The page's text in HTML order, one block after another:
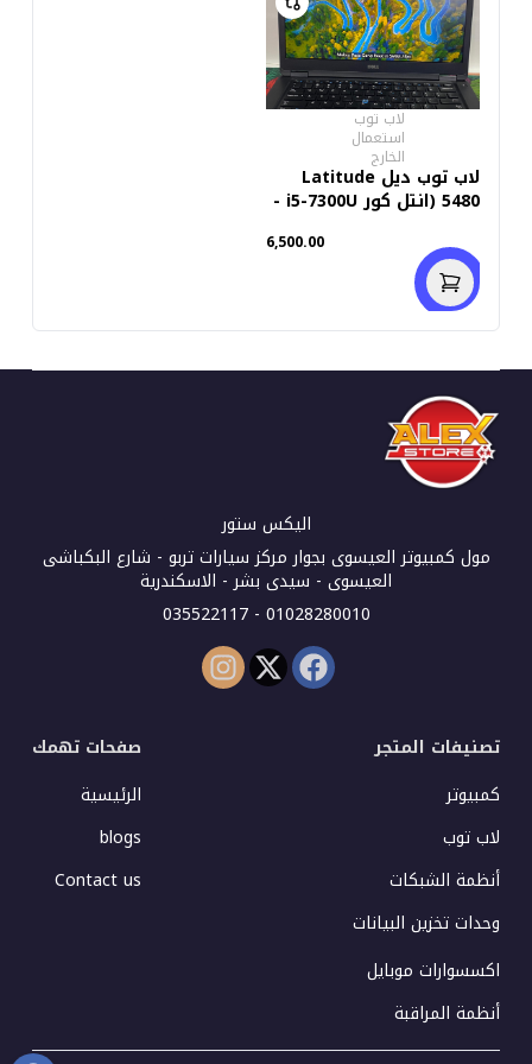
لاب توب
استعمال
الخارج
لاب توب ديل Latitude
5480 (انتل كور i5-7300U -
استعمال خارج
6,500.00
اليكس ستور
مول كمبيوتر العيسوى بجوار مركز سيارات تربو - شارع البكباشى
العيسوى - سيدى بشر - الاسكندرية
01028280010 - 035522117
تصنيفات المتجر
كمبيوتر
لاب توب
أنظمة الشبكات
وحدات تخزين البيانات
اكسسوارات موبايل
أنظمة المراقبة
صفحات تهمك
الرئيسية
blogs
Contact us